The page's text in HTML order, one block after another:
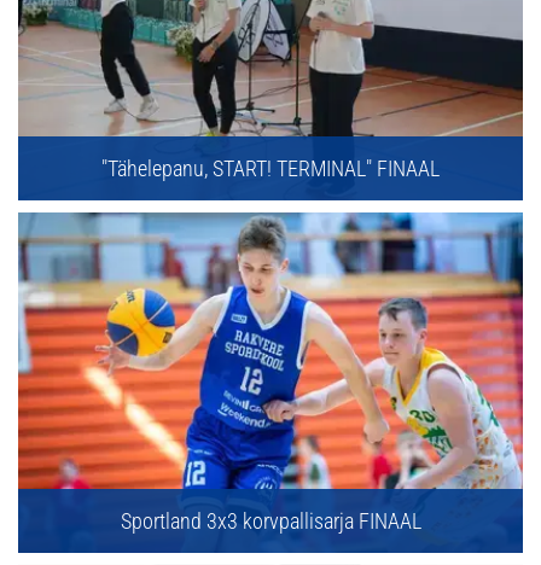
"Tähelepanu, START! TERMINAL" FINAAL
Sportland 3x3 korvpallisarja FINAAL